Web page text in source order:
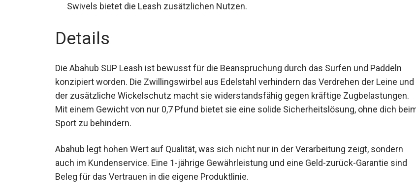
Swivels bietet die Leash zusätzlichen Nutzen.
Details
Die Abahub SUP Leash ist bewusst für die Beanspruchung durch das Surfen und Paddeln
konzipiert worden. Die Zwillingswirbel aus Edelstahl verhindern das Verdrehen der Leine und
der zusätzliche Wickelschutz macht sie widerstandsfähig gegen kräftige Zugbelastungen.
Mit einem Gewicht von nur 0,7 Pfund bietet sie eine solide Sicherheitslösung, ohne dich
beim Sport zu behindern.
Abahub legt hohen Wert auf Qualität, was sich nicht nur in der Verarbeitung zeigt, sondern
auch im Kundenservice. Eine 1-jährige Gewährleistung und eine Geld-zurück-Garantie sind
Beleg für das Vertrauen in die eigene Produktlinie.